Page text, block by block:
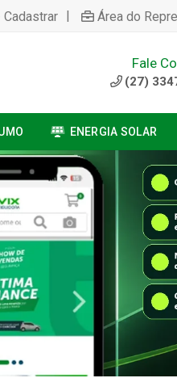
| Área do
Fale
(27)
ENERGIA SOLAR